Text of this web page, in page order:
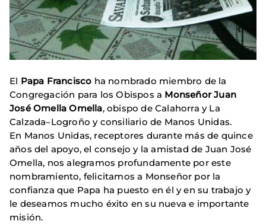
El Papa Francisco ha nombrado miembro de la
Congregación para los Obispos a Monseñor Juan
José Omella Omella, obispo de Calahorra y La
Calzada–Logroño y consiliario de Manos Unidas.
En Manos Unidas, receptores durante más de quince
años del apoyo, el consejo y la amistad de Juan José
Omella, nos alegramos profundamente por este
nombramiento, felicitamos a Monseñor por la
confianza que Papa ha puesto en él y en su trabajo y
le deseamos mucho éxito en su nueva e importante
misión.